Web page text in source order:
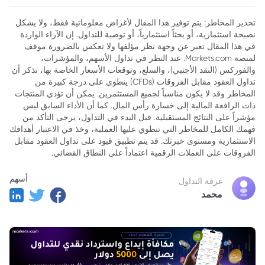
المحافظ
تحذير المخاطر: يتم توفير هذا المقال لأغراض معلوماتية فقط، ولا يشكل
نصيحة استثمارية، أو بحثاً استثمارياً، أو توصية للتداول. إن الآراء الواردة
في هذا المقال تعبر عن وجهة نظر مؤلفها ولا تعكس بالضرورة موقف
لمنصة Markets.com. عند النظر في تداول الأسهم، والمؤشرات،
والفوركس (النقد الأجنبي)، والسلع، وتوقعات الأسعار الخاصة بها، تذكر أن
تداول العقود مقابل الفروقات (CFDs) ينطوي على درجة كبيرة من
المخاطر وقد لا يكون مناسباً لجميع المستثمرين. يمكن أن تؤدي المنتجات
ذات الرافعة المالية إلى خسارة رأس المال. كما أن الأداء السابق ليس
مؤشراً على النتائج المستقبلية. قبل البدء في التداول، يرجى التأكد من
فهمك الكامل للمخاطر التي تنطوي عليها العملية، وخذ في الاعتبار أهدافك
الاستثمارية ومستوى خبرتك. قد يتم تطبيق قيود على تداول العقود مقابل
الفروقات على العملات الرقمية اعتماداً على النطاق القضائي.
غرفة التداول
محمد
أسهم